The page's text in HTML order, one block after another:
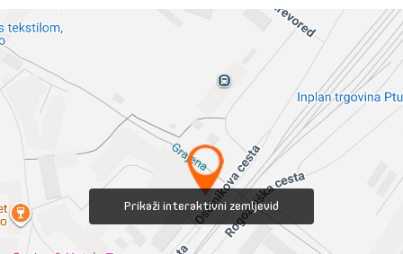
Prikaži interaktivni zemljevid